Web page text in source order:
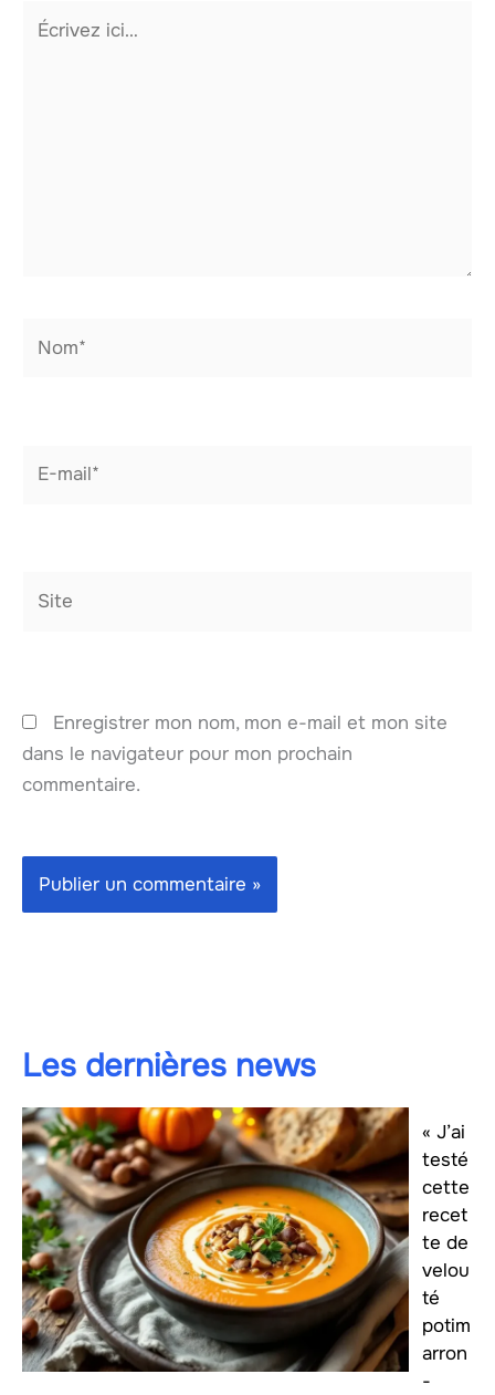
Écrivez
Enregistrer mon nom, mon e-mail et mon site
dans le navigateur pour mon prochain
commentaire.
Les dernières news
« J’ai
testé
cette
recet
te de
velou
té
potim
arron
-